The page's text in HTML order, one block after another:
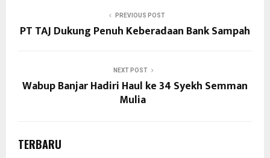
PREVIOUS POST
PT TAJ Dukung Penuh Keberadaan Bank Sampah
NEXT POST
Wabup Banjar Hadiri Haul ke 34 Syekh Semman
Mulia
TERBARU